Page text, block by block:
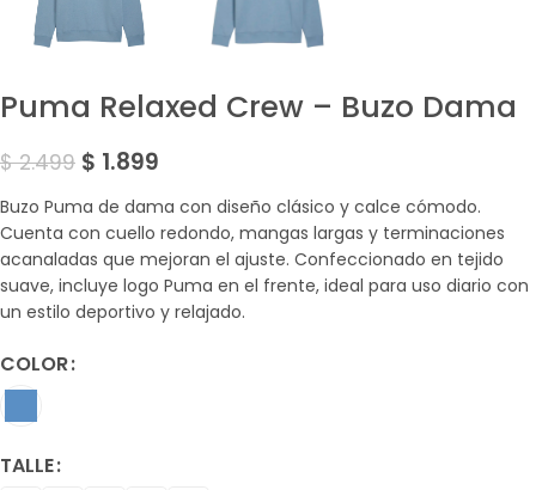
Puma Relaxed Crew – Buzo Dama
$2.499 $ 1.899
Buzo Puma de dama con diseño clásico y calce cómodo.
Cuenta con cuello redondo, mangas largas y terminaciones
acanaladas que mejoran el ajuste. Confeccionado en tejido
suave, incluye logo Puma en el frente, ideal para uso diario con
un estilo deportivo y relajado.
COLOR
TALLE